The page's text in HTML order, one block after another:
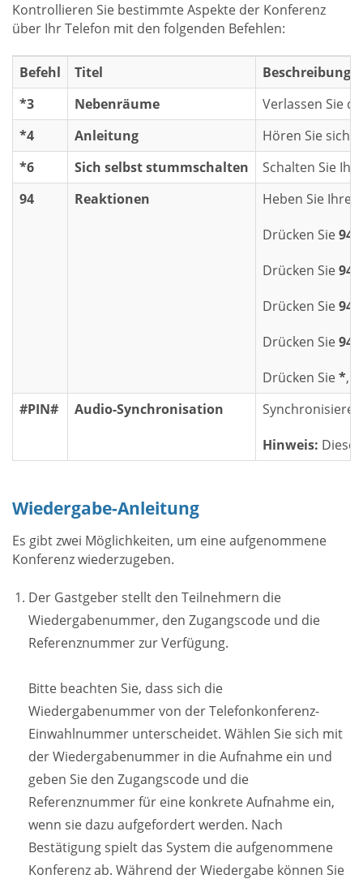
Kontrollieren Sie bestimmte Aspekte der Konferenz
über Ihr Telefon mit den folgenden Befehlen:
Befehl Titel
Beschreibung
*3
Nebenräume
Verlassen Sie
*4
Anleitung
Hören Sie sich
*6
Sich selbst stummschalten
Schalten Sie
94
Reaktionen
Heben Sie Ihre
Drücken Sie94
Drücken Sie941
Drücken Sie942
Drücken Sie943
Drücken Sie*,
#PIN#
Audio-Synchronisation
Hinweis:
Wiedergabe-Anleitung
Es gibt zwei Möglichkeiten, um eine aufgenommene
Konferenz wiederzugeben.
Der Gastgeber stellt den Teilnehmern die
Wiedergabenummer, den Zugangscode und die
Referenznummer zur Verfügung.
Bitte beachten Sie, dass sich die
Wiedergabenummer von der Telefonkonferenz-
Einwahlnummer unterscheidet. Wählen Sie sich mit
der Wiedergabenummer in die Aufnahme ein und
geben Sie den Zugangscode und die
Referenznummer für eine konkrete Aufnahme ein,
wenn sie dazu aufgefordert werden. Nach
Bestätigung spielt das System die aufgenommene
Konferenz ab. Während der Wiedergabe können Sie